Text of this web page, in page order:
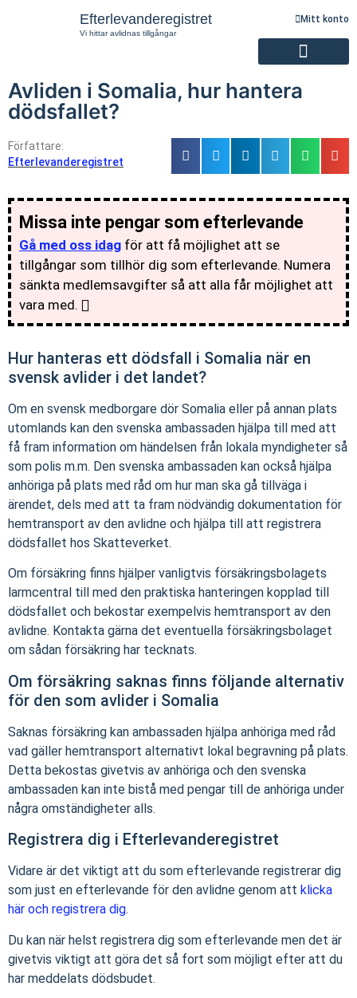
Efterlevanderegistret
Vi hittar avlidnas tillgångar
Mitt konto
Avliden i Somalia, hur hantera
dödsfallet?
Författare:
Efterlevanderegistret
Missa inte pengar som efterlevande
Gå med oss idag för att få möjlighet att se
tillgångar som tillhör dig som efterlevande. Numera
sänkta medlemsavgifter så att alla får möjlighet att
vara med.
Hur hanteras ett dödsfall i Somalia när en
svensk avlider i det landet?
Om en svensk medborgare dör Somalia eller på annan plats
utomlands kan den svenska ambassaden hjälpa till med att
få fram information om händelsen från lokala myndigheter så
som polis m.m. Den svenska ambassaden kan också hjälpa
anhöriga på plats med råd om hur man ska gå tillväga i
ärendet, dels med att ta fram nödvändig dokumentation för
hemtransport av den avlidne och hjälpa till att registrera
dödsfallet hos Skatteverket.
Om försäkring finns hjälper vanligtvis försäkringsbolagets
larmcentral till med den praktiska hanteringen kopplad till
dödsfallet och bekostar exempelvis hemtransport av den
avlidne. Kontakta gärna det eventuella försäkringsbolaget
om sådan försäkring har tecknats.
Om försäkring saknas finns följande alternativ
för den som avlider i Somalia
Saknas försäkring kan ambassaden hjälpa anhöriga med råd
vad gäller hemtransport alternativt lokal begravning på plats.
Detta bekostas givetvis av anhöriga och den svenska
ambassaden kan inte bistå med pengar till de anhöriga under
några omständigheter alls.
Registrera dig i Efterlevanderegistret
Vidare är det viktigt att du som efterlevande registrerar dig
som just en efterlevande för den avlidne genom att klicka
här och registrera dig.
Du kan när helst registrera dig som efterlevande men det är
givetvis viktigt att göra det så fort som möjligt efter att du
har meddelats dödsbudet.